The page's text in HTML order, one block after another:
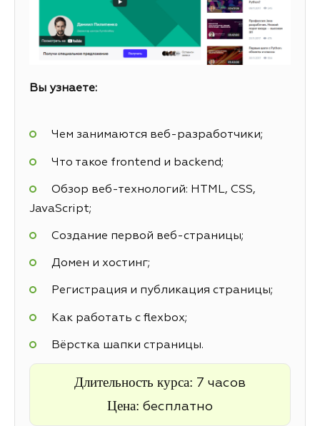
Вы узнаете:
Чем занимаются веб-разработчики;
Что такое frontend и backend;
Обзор веб-технологий: HTML, CSS,
JavaScript;
Создание первой веб-страницы;
Домен и хостинг;
Регистрация и публикация страницы;
Как работать с flexbox;
Вёрстка шапки страницы.
Длительность курса: 7 часов
Цена: бесплатно